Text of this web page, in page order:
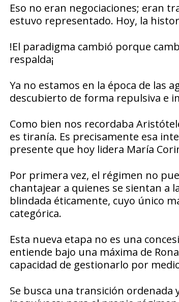
Eso no eran negociaciones; eran
estuvo representado. Hoy, la
!El paradigma cambió porque
respalda¡
Ya no estamos en la época de las
descubierto de forma repulsiva e
Como bien nos recordaba
es tiranía. Es precisamente esa
presente que hoy lidera María
Por primera vez, el régimen no
chantajear a quienes se sientan a
blindada éticamente, cuyo único
categórica.
Esta nueva etapa no es una
entiende bajo una máxima de
capacidad de gestionarlo por
Se busca una transición ordenada